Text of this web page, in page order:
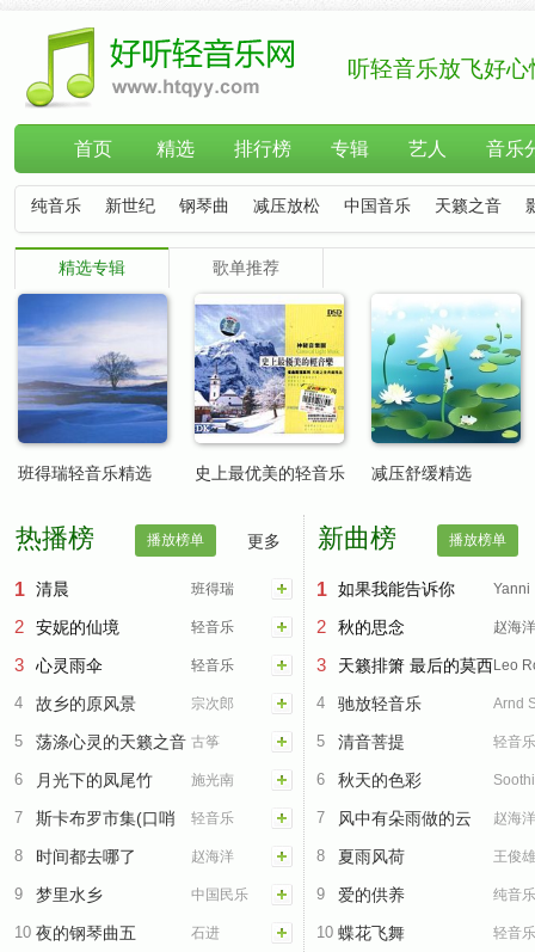
听轻音乐放飞好心
首页 精选 排行榜 专辑 艺人 音乐
纯音乐 新世纪 钢琴曲 减压放松 中国音乐 天籁之音
精选专辑 歌单推荐
班得瑞轻音乐精选 史上最优美的轻音乐 减压舒缓精选
热播榜 播放榜单 更多
1 清晨 班得瑞
2 安妮的仙境 轻音乐
3 心灵雨伞 轻音乐
4 故乡的原风景 宗次郎
5 荡涤心灵的天籁之音 古筝
6 月光下的凤尾竹 施光南
7
斯卡布罗市集(口哨
曲)
轻音乐
8 时间都去哪了 赵海洋
9 梦里水乡 中国民乐
10 夜的钢琴曲五 石进
新曲榜 播放榜单
1 如果我能告诉你 Yanni
2 秋的思念 赵海洋
3
天籁排箫 最后的莫西
干人
Leo
4 驰放轻音乐 Arnd
5 清音菩提 轻音乐
6 秋天的色彩
7 风中有朵雨做的云 赵海洋
8 夏雨风荷 王俊雄
9 爱的供养 纯音乐
10 蝶花飞舞 轻音乐